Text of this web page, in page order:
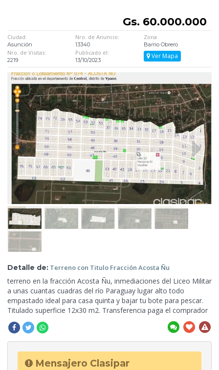
Gs. 60.000.000
Ciudad:
Asunción
Nro. de Anuncio:
13340
Zona
Barrio Obrero
Nro. de Visitas:
2219
Publicado el:
13/10/2023
Ver Mapa
Detalle de: Terreno con Titulo Fracción Acosta Ñu
terreno en la fracción Acosta Ñu, inmediaciones del Liceo Militar
a unas cuantas cuadras del río Paraguay lugar alto todo
empastado ideal para casa quinta y bajar tu bote para pescar.
Titulado superficie 12x30 m2. Transferencia paga el comprador
Mensajero Clasipar